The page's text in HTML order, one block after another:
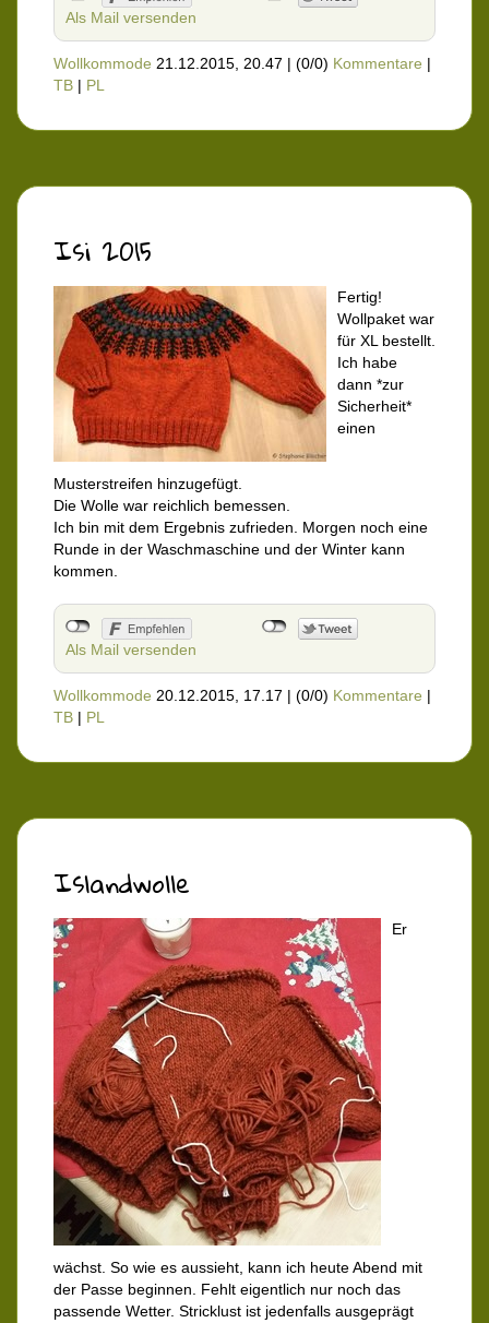
Als Mail versenden
Wollkommode 21.12.2015, 20.47 | (0/0) Kommentare |
TB | PL
Isi 2015
Fertig!
Wollpaket war
für XL bestellt.
Ich habe
dann *zur
Sicherheit*
einen
Musterstreifen hinzugefügt.
Die Wolle war reichlich bemessen.
Ich bin mit dem Ergebnis zufrieden. Morgen noch eine
Runde in der Waschmaschine und der Winter kann
kommen.
Als Mail versenden
Wollkommode 20.12.2015, 17.17 | (0/0) Kommentare |
TB | PL
Islandwolle
Er
wächst. So wie es aussieht, kann ich heute Abend mit
der Passe beginnen. Fehlt eigentlich nur noch das
passende Wetter. Stricklust ist jedenfalls ausgeprägt